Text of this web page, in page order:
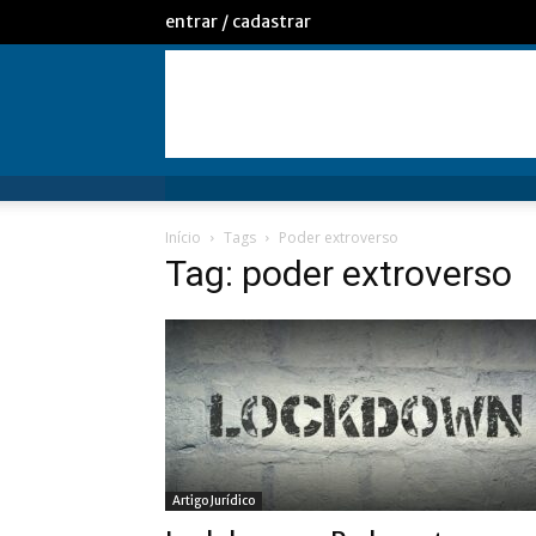
entrar / cadastrar
Início Tags Poder extroverso
Tag: poder extroverso
Artigo Jurídico